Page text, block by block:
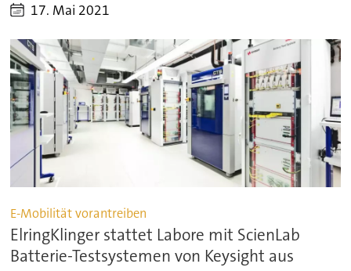
17. Mai 2021
E-Mobilität vorantreiben
ElringKlinger stattet Labore mit ScienLab
Batterie-Testsystemen von Keysight aus